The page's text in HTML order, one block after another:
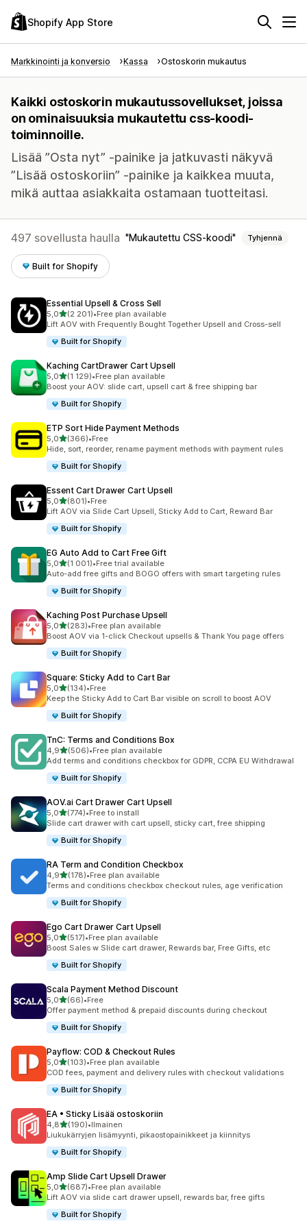
Shopify App Store
Markkinointi ja konversio Kassa Ostoskorin mukautus
Kaikki ostoskorin mukautussovellukset, joissa
on ominaisuuksia mukautettu css-koodi-
toiminnoille.
Lisää ”Osta nyt” -painike ja jatkuvasti näkyvä
”Lisää ostoskoriin” -painike ja kaikkea muuta,
mikä auttaa asiakkaita ostamaan tuotteitasi.
497 sovellusta haulla Mukautettu CSS-koodi Tyhjennä
Built for Shopify
Essential Upsell & Cross Sell
5,0/ 5 tähteä
(2 201)
2201 arvostelua yhteensä
•Free plan available
Lift AOV with Frequently Bought Together Upsell and Cross-sell
Built for Shopify
Kaching CartDrawer Cart Upsell
5,0/ 5 tähteä
(1 129)
1129 arvostelua yhteensä
•Free plan available
Boost your AOV: slide cart, upsell cart & free shipping bar
Built for Shopify
ETP Sort Hide Payment Methods
5,0/ 5 tähteä
(366)
366 arvostelua yhteensä
•Free
Hide, sort, reorder, rename payment methods with payment rules
Built for Shopify
Essent Cart Drawer Cart Upsell
5,0/ 5 tähteä
(801)
801 arvostelua yhteensä
•Free
Lift AOV via Slide Cart Upsell, Sticky Add to Cart, Reward Bar
Built for Shopify
EG Auto Add to Cart Free Gift
5,0/ 5 tähteä
(1 001)
1001 arvostelua yhteensä
•Free trial available
Auto-add free gifts and BOGO offers with smart targeting rules
Built for Shopify
Kaching Post Purchase Upsell
5,0/ 5 tähteä
(283)
283 arvostelua yhteensä
•Free plan available
Boost AOV via 1-click Checkout upsells & Thank You page offers
Built for Shopify
Square: Sticky Add to Cart Bar
5,0/ 5 tähteä
(134)
134 arvostelua yhteensä
•Free
Keep the Sticky Add to Cart Bar visible on scroll to boost AOV
Built for Shopify
TnC: Terms and Conditions Box
4,9/ 5 tähteä
(506)
506 arvostelua yhteensä
•Free plan available
Add terms and conditions checkbox for GDPR, CCPA EU Withdrawal
Built for Shopify
AOV.ai Cart Drawer Cart Upsell
5,0/ 5 tähteä
(774)
774 arvostelua yhteensä
•Free to install
Slide cart drawer with cart upsell, sticky cart, free shipping
Built for Shopify
RA Term and Condition Checkbox
4,9/ 5 tähteä
(178)
178 arvostelua yhteensä
•Free plan available
Terms and conditions checkbox checkout rules, age verification
Built for Shopify
Ego Cart Drawer Cart Upsell
5,0/ 5 tähteä
(517)
517 arvostelua yhteensä
•Free plan available
Boost Sales w Slide cart drawer, Rewards bar, Free Gifts, etc
Built for Shopify
Scala Payment Method Discount
5,0/ 5 tähteä
(66)
66 arvostelua yhteensä
•Free
Offer payment method & prepaid discounts during checkout
Built for Shopify
Payflow: COD & Checkout Rules
5,0/ 5 tähteä
(103)
103 arvostelua yhteensä
•Free plan available
COD fees, payment and delivery rules with checkout validations
Built for Shopify
EA • Sticky Lisää ostoskoriin
4,8/ 5 tähteä
(190)
190 arvostelua yhteensä
•Ilmainen
Liukukärryjen lisämyynti, pikaostopainikkeet ja kiinnitys
Built for Shopify
Amp Slide Cart Upsell Drawer
5,0/ 5 tähteä
(687)
687 arvostelua yhteensä
•Free plan available
Lift AOV via slide cart drawer upsell, rewards bar, free gifts
Built for Shopify